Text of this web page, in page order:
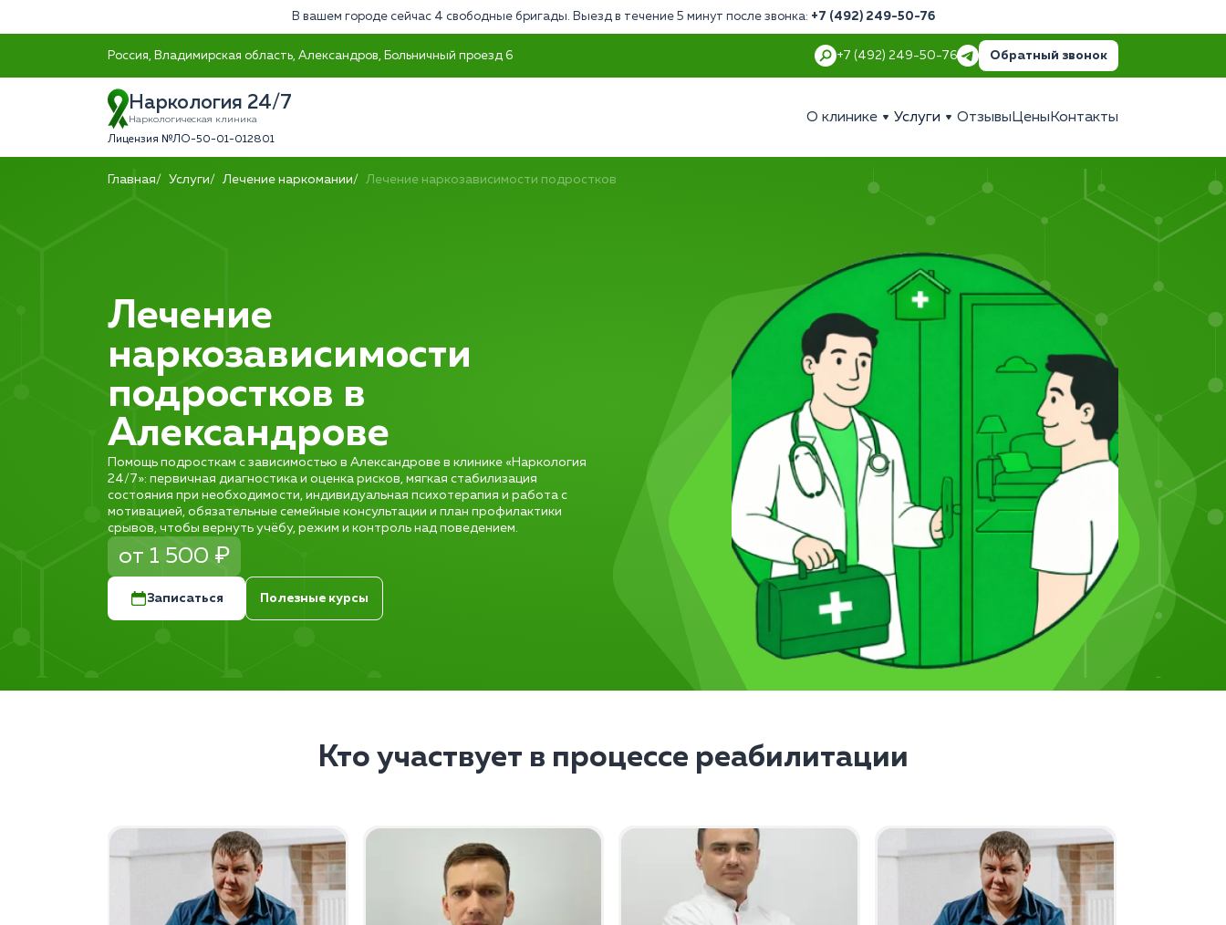
В вашем городе сейчас 4 свободные бригады. Выезд в течение 5 минут после звонка: +7 (492) 249-50-76
Россия, Владимирская область, Александров, Больничный проезд 6 +7 (492) 249-50-76 Обратный звонок
Наркология 24/7
Наркологическая клиника
Лицензия №ЛО-50-01-012801
О клинике Услуги Отзывы Цены Контакты
Главная Услуги Лечение наркомании Лечение наркозависимости подростков
Лечение
наркозависимости
подростков в
Александрове
Помощь подросткам с зависимостью в Александрове в клинике «Наркология
24/7»: первичная диагностика и оценка рисков, мягкая стабилизация
состояния при необходимости, индивидуальная психотерапия и работа с
мотивацией, обязательные семейные консультации и план профилактики
срывов, чтобы вернуть учёбу, режим и контроль над поведением.
от 1 500 ₽
Записаться Полезные курсы
Кто участвует в процессе реабилитации